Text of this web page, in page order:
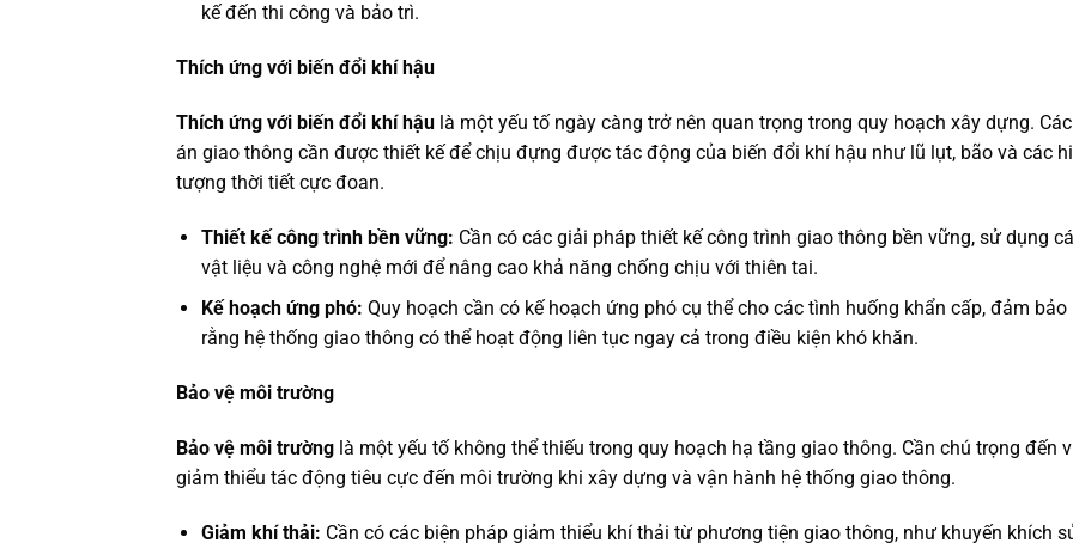
kế đến thi công và bảo trì.
Thích ứng với biến đổi khí hậu
Thích ứng với biến đổi khí hậu là một yếu tố ngày càng trở nên quan trọng trong quy hoạch xây dựng.
án giao thông cần được thiết kế để chịu đựng được tác động của biến đổi khí hậu như lũ lụt, bão và các
tượng thời tiết cực đoan.
Thiết kế công trình bền vững: Cần có các giải pháp thiết kế công trình giao thông bền vững, sử dụng
vật liệu và công nghệ mới để nâng cao khả năng chống chịu với thiên tai.
Kế hoạch ứng phó: Quy hoạch cần có kế hoạch ứng phó cụ thể cho các tình huống khẩn cấp, đảm bảo
rằng hệ thống giao thông có thể hoạt động liên tục ngay cả trong điều kiện khó khăn.
Bảo vệ môi trường
Bảo vệ môi trường là một yếu tố không thể thiếu trong quy hoạch hạ tầng giao thông. Cần chú trọng đến
giảm thiểu tác động tiêu cực đến môi trường khi xây dựng và vận hành hệ thống giao thông.
Giảm khí thải: Cần có các biện pháp giảm thiểu khí thải từ phương tiện giao thông, như khuyến khích